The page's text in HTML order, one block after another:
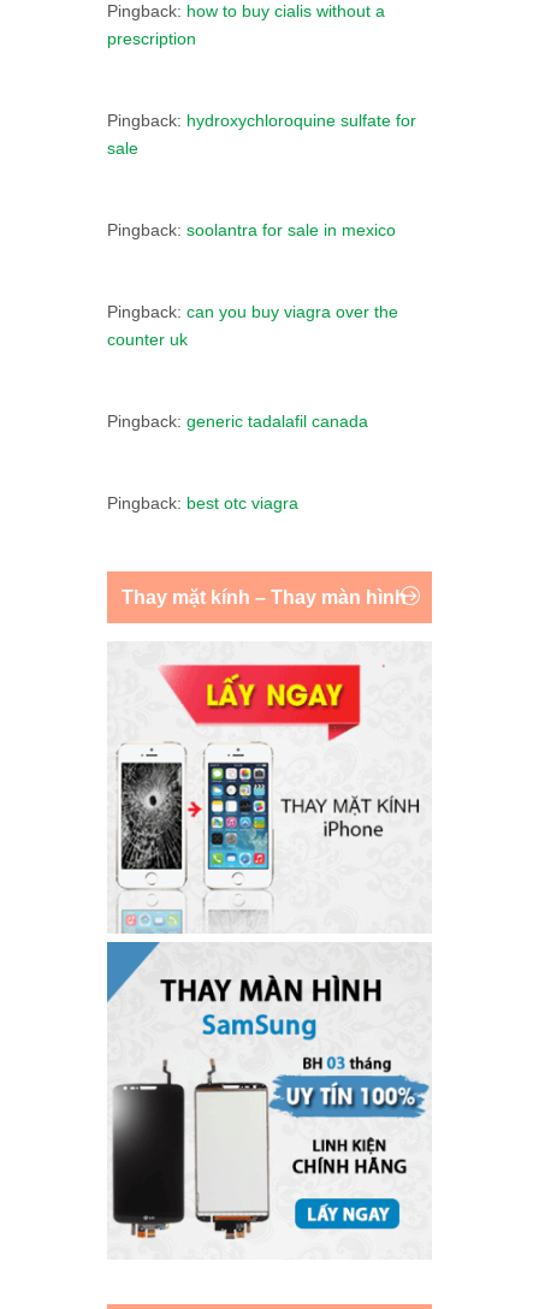
Pingback: how to buy cialis without a
prescription
Pingback: hydroxychloroquine sulfate for
sale
Pingback: soolantra for sale in mexico
Pingback: can you buy viagra over the
counter uk
Pingback: generic tadalafil canada
Pingback: best otc viagra
Thay mặt kính – Thay màn hình